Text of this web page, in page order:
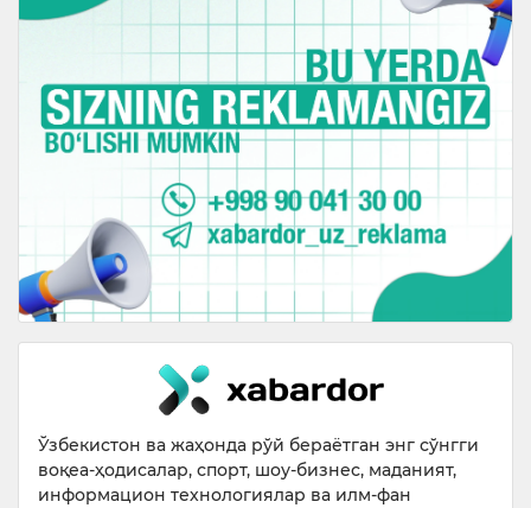
Ўзбекистон ва жаҳонда рўй бераётган энг сўнгги
воқеа-ҳодисалар, спорт, шоу-бизнес, маданият,
информацион технологиялар ва илм-фан